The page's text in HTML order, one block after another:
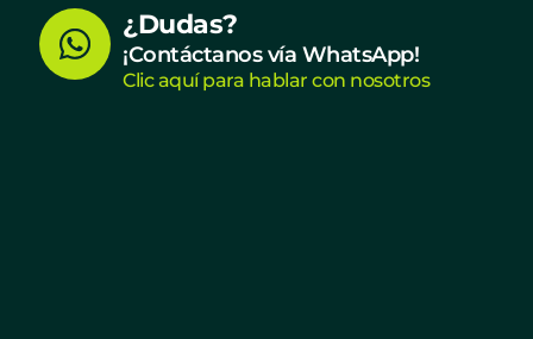
W
h
¿Dudas?
¡Contáctanos vía WhatsApp!
Clic aquí para hablar con nosotros